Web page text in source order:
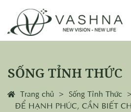
SỐNG TỈNH THỨC
Trang chủ
Sống Tỉnh Thức
ĐỂ HẠNH PHÚC, CẦN BIẾT